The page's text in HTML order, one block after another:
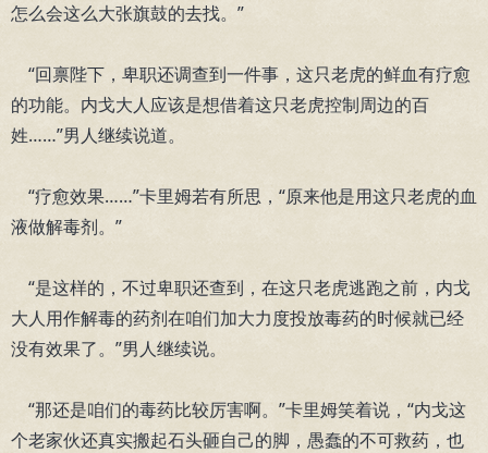
怎么会这么大张旗鼓的去找。”
“回禀陛下，卑职还调查到一件事，这只老虎的鲜血有疗愈
的功能。内戈大人应该是想借着这只老虎控制周边的百
姓……”男人继续说道。
“疗愈效果……”卡里姆若有所思，“原来他是用这只老虎的血
液做解毒剂。”
“是这样的，不过卑职还查到，在这只老虎逃跑之前，内戈
大人用作解毒的药剂在咱们加大力度投放毒药的时候就已经
没有效果了。”男人继续说。
“那还是咱们的毒药比较厉害啊。”卡里姆笑着说，“内戈这
个老家伙还真实搬起石头砸自己的脚，愚蠢的不可救药，也